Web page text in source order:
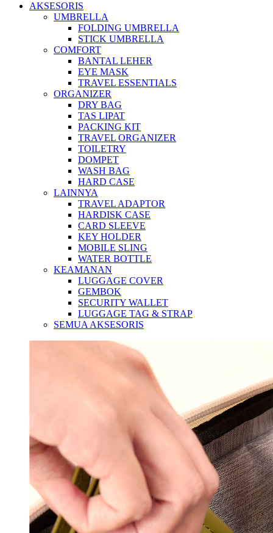
AKSESORIS
UMBRELLA
FOLDING UMBRELLA
STICK UMBRELLA
COMFORT
BANTAL LEHER
EYE MASK
TRAVEL ESSENTIALS
ORGANIZER
DRY BAG
TAS LIPAT
PACKING KIT
TRAVEL ORGANIZER
TOILETRY
DOMPET
WASH BAG
HARD CASE
LAINNYA
TRAVEL ADAPTOR
HARDISK CASE
CARD SLEEVE
KEY HOLDER
MOBILE SLING
WATER BOTTLE
KEAMANAN
LUGGAGE COVER
GEMBOK
SECURITY WALLET
LUGGAGE TAG & STRAP
SEMUA AKSESORIS